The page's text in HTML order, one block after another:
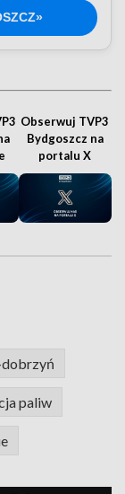
Obserwuj TVP3
Bydgoszcz na
portalu X
paliw